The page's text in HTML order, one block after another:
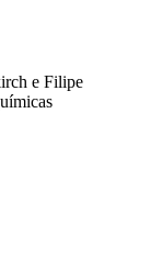
e Filipe